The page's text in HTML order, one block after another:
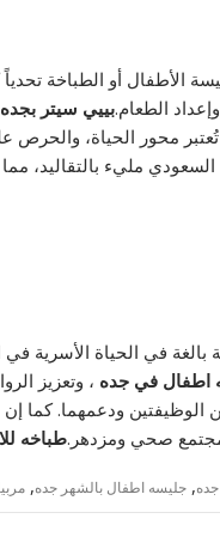
الأطفال أو الطباخة
الطعام.بييي سيتر بجده
تُعتبر محور الحياة،
مليء بالتقاليد،
في الحياة الأسرية
اطفال في جده ، وتعزيز
الوظيفتين ودعمهما. كما
مجتمع صحي ومزدهر.طباخه
, جليسه اطفال بالشهر جده,